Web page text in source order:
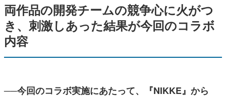
両作品の開発チームの競争心に火がつ
き、刺激しあった結果が今回のコラボ
内容
──今回のコラボ実施にあたって、『NIKKE』から